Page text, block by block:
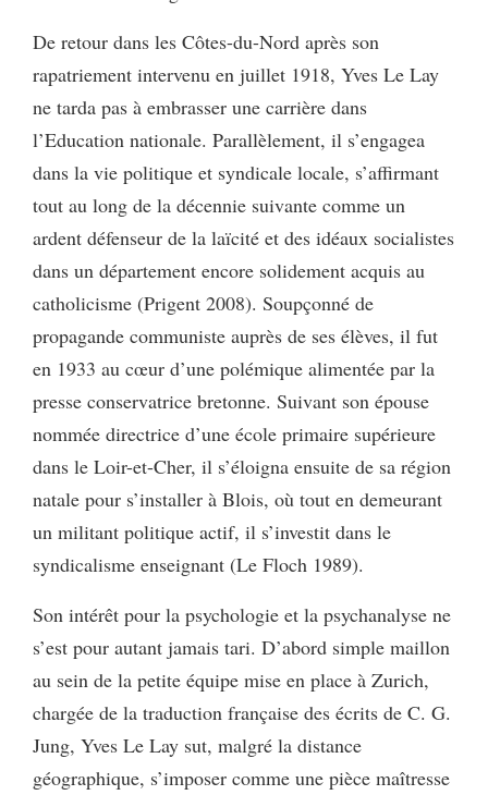
De retour dans les Côtes-du-Nord après son
rapatriement intervenu en juillet 1918, Yves Le Lay
ne tarda pas à embrasser une carrière dans
l’Education nationale. Parallèlement, il s’engagea
dans la vie politique et syndicale locale, s’affirmant
tout au long de la décennie suivante comme un
ardent défenseur de la laïcité et des idéaux socialistes
dans un département encore solidement acquis au
catholicisme (Prigent 2008). Soupçonné de
propagande communiste auprès de ses élèves, il fut
en 1933 au cœur d’une polémique alimentée par la
presse conservatrice bretonne. Suivant son épouse
nommée directrice d’une école primaire supérieure
dans le Loir-et-Cher, il s’éloigna ensuite de sa région
natale pour s’installer à Blois, où tout en demeurant
un militant politique actif, il s’investit dans le
syndicalisme enseignant (Le Floch 1989).
Son intérêt pour la psychologie et la psychanalyse ne
s’est pour autant jamais tari. D’abord simple maillon
au sein de la petite équipe mise en place à Zurich,
chargée de la traduction française des écrits de C. G.
Jung, Yves Le Lay sut, malgré la distance
géographique, s’imposer comme une pièce maîtresse